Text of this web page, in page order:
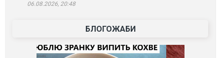
06.08.2026, 20:48
БЛОГОЖАБИ